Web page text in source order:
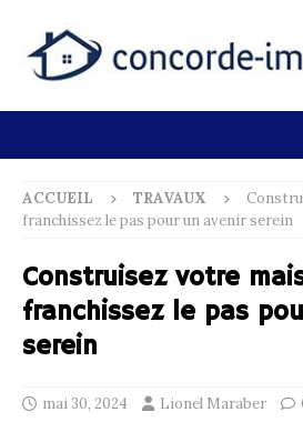
ACCUEIL TRAVAUX
franchissez le pas pour un avenir serein
Construisez votre
franchissez le pas
serein
mai 30, 2024 Lionel Maraber